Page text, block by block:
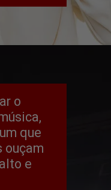
o
que
ouçam
e